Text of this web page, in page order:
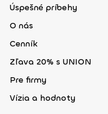
Úspešné príbehy
O nás
Cenník
Zľava 20% s UNION
Pre firmy
Vízia a hodnoty